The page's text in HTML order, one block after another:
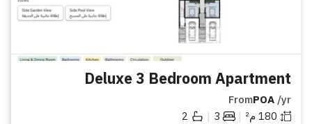
Deluxe 3 Bedroom Apartment
FromPOA /yr
180 م² |
3
|
2